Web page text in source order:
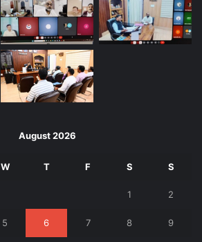
August 2026
W T F S S
1 2
5 6 7 8 9